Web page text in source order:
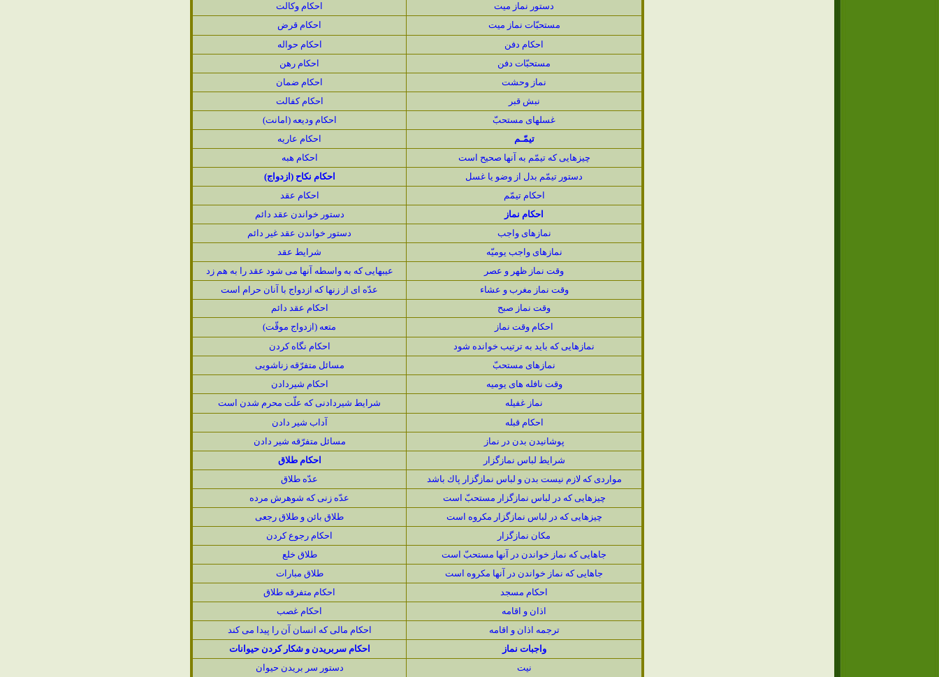
دستور نماز میت
احكام وكالت
مستحبّات نماز میت
احكام قرض
احكام دفن
احكام حواله
مستحبّات دفن
احكام رهن
نماز وحشت
احكام ضمان
نبش قبر
احكام كفالت
غسلهاى مستحبّ
احكام وديعه (امانت)
تيمّـم
احكام عاريه
چیزهایى كه تیمّم به آنها صحیح است
احكام هبه
دستور تیمّم بدل از وضو یا غسل
احكام نكاح (ازدواج)
احكام تیمّم
احكام عقد
احكام نماز
دستور خواندن عقد دائم
نمازهاى واجب
دستور خواندن عقد غير دائم
نمازهاى واجب يوميّه
شرايط عقد
وقت نماز ظهر و عصر
عيبهايى كه به واسطه آنها مى شود عقد را به هم زد
وقت نماز مغرب و عشاء
عدّه اى از زنها كه ازدواج با آنان حرام است
وقت نماز صبح
احكام عقد دائم
احكام وقت نماز
متعه (ازدواج موقّت)
نمازهايى كه بايد به ترتيب خوانده شود
احكام نگاه كردن
نمازهاى مستحبّ
مسائل متفرّقه زناشويى
وقت نافله هاى یومیه
احكام شيردادن
نماز غفیله
شرايط شيردادنى كه علّت محرم شدن است
احكام قبله
آداب شير دادن
پوشانيدن بدن در نماز
مسائل متفرّقه شير دادن
شرايط لباس نمازگزار
احكام طلاق
مواردى كه لازم نیست بدن و لباس نمازگزار پاك باشد
عدّه طلاق
چیزهایى كه در لباس نمازگزار مستحبّ است
عدّه زنى كه شوهرش مرده
چیزهایى كه در لباس نمازگزار مكروه است
طلاق بائن و طلاق رجعى
مكان نمازگزار
احكام رجوع كردن
جاهایى كه نماز خواندن در آنها مستحبّ است
طلاق خلع
جاهایى كه نماز خواندن در آنها مكروه است
طلاق مبارات
احكام مسجد
احكام متفرقه طلاق
اذان و اقامه
احكام غصب
ترجمه اذان و اقامه
احكام مالى كه انسان آن را پيدا مى كند
واجبات نماز
احكام سربريدن و شكار كردن حيوانات
نیت
دستور سر بريدن حيوان